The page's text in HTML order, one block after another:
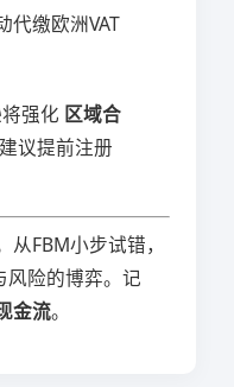
代缴欧洲VAT
强化 ​区域合
议提前注册
从FBM小步试错，
风险的博弈。记
金流​​。